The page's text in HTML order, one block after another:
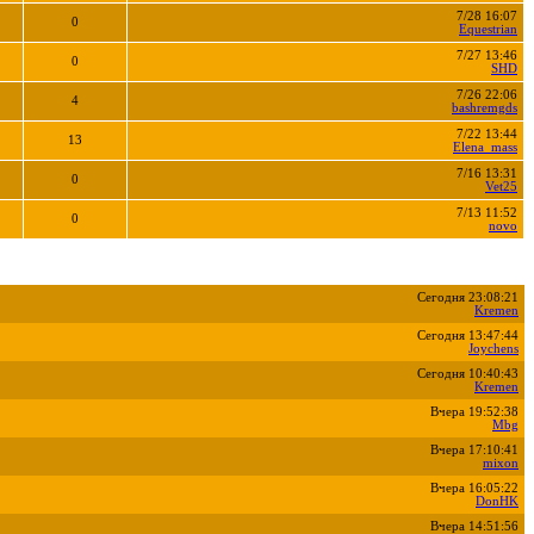
0
7/28 16:07
Equestrian
0
7/27 13:46
SHD
4
7/26 22:06
bashremgds
13
7/22 13:44
Elena_mass
0
7/16 13:31
Vet25
0
7/13 11:52
novo
Сегодня 23:08:21
Kremen
Сегодня 13:47:44
Joychens
Сегодня 10:40:43
Kremen
Вчера 19:52:38
Mbg
Вчера 17:10:41
mixon
Вчера 16:05:22
DonHK
Вчера 14:51:56